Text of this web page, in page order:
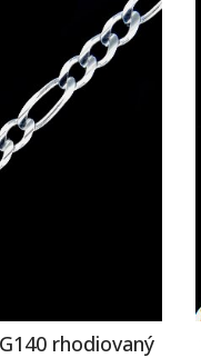
rhodiovaný